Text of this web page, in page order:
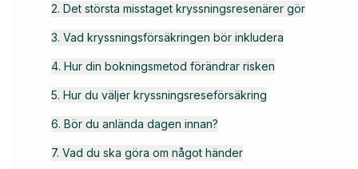
2. Det största misstaget kryssningsresenärer gör
3. Vad kryssningsförsäkringen bör inkludera
4. Hur din bokningsmetod förändrar risken
5. Hur du väljer kryssningsreseförsäkring
6. Bör du anlända dagen innan?
7. Vad du ska göra om något händer